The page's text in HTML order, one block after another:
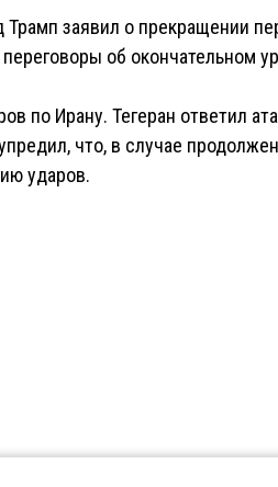
заявил о прекращении
об окончательном
по Ирану. Тегеран ответил
что, в случае
ударов.